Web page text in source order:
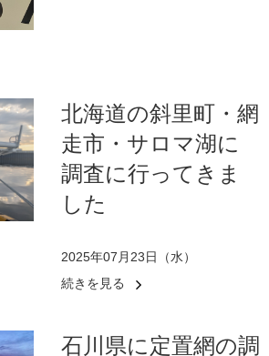
北海道の斜里町・網
走市・サロマ湖に
調査に行ってきま
した
2025年07月23日（水）
続きを見る
石川県に定置網の調